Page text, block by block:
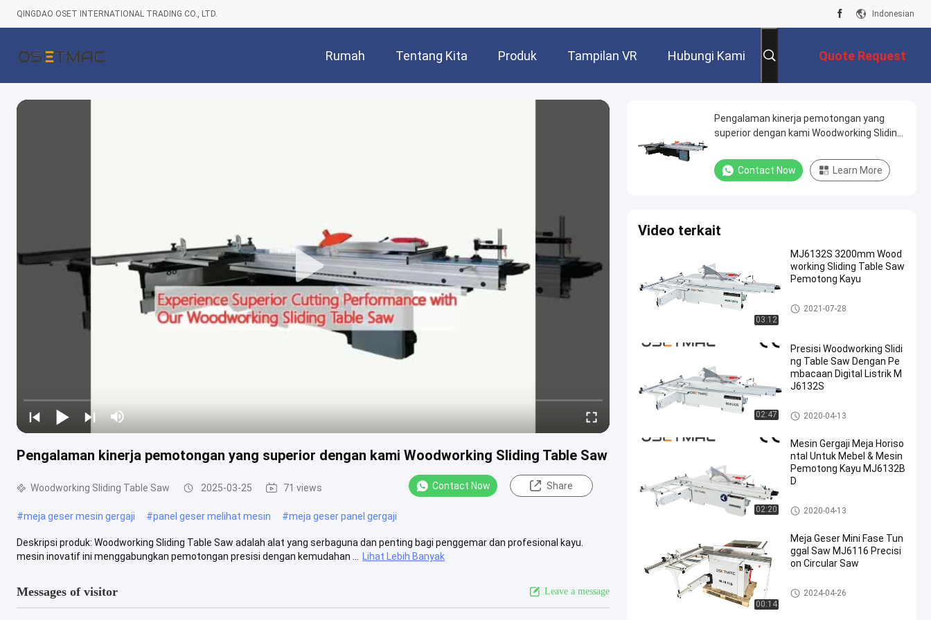
QINGDAO OSET INTERNATIONAL TRADING CO., LTD. Indonesian
Rumah Tentang Kita Produk Tampilan VR Hubungi Kami Quote Request
Pengalaman kinerja pemotongan yang superior dengan kami Woodworking Sliding Table Saw
Woodworking Sliding Table Saw 2025-03-25 71 views Contact Now Share
#meja geser mesin gergaji #panel geser melihat mesin #meja geser panel gergaji
Deskripsi produk: Woodworking Sliding Table Saw adalah alat yang serbaguna dan penting bagi penggemar dan profesional kayu.
mesin inovatif ini menggabungkan pemotongan presisi dengan kemudahan ...
Lihat Lebih Banyak
Messages of visitor Leave a message
Pengalaman kinerja pemotongan yang
superior dengan kami Woodworking Sliding
Contact Now Learn More
Video terkait
03:12
MJ6132S 3200mm Wood
working Sliding Table Saw
Pemotong Kayu
Woodworking Sliding Table Sa
w
2021-07-28
02:47
Presisi Woodworking Slidi
ng Table Saw Dengan Pe
mbacaan Digital Listrik M
J6132S
Woodworking Sliding Table Sa
w
2020-04-13
02:20
Mesin Gergaji Meja Horiso
ntal Untuk Mebel & Mesin
Pemotong Kayu MJ6132B
D
Woodworking Sliding Table Sa
w
2020-04-13
00:14
Meja Geser Mini Fase Tun
ggal Saw MJ6116 Precisi
on Circular Saw
Woodworking Sliding Table Sa
w
2024-04-26